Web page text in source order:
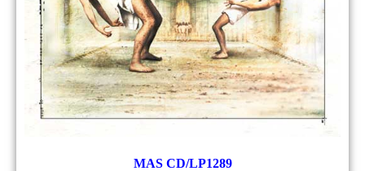
MAS CD/LP1289